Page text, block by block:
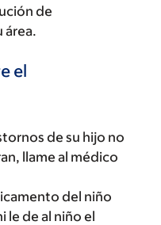
de
área.
el
de su hijo no
llame al médico
del niño
le de al niño el